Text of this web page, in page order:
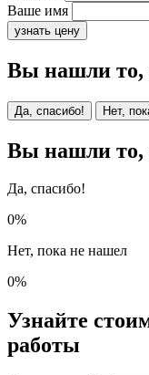
Ваше имя
узнать цену
Вы нашли то,
Да, спасибо! Нет,
Вы нашли то,
Да, спасибо!
0%
Нет, пока не нашел
0%
Узнайте
работы